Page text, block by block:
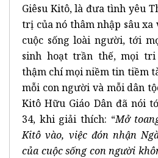
Giêsu Kitô, là đưa tình yêu
trị của nó thâm nhập sâu
cuộc sống loài người, tới
sinh hoạt trần thế, mọi
thậm chí mọi niềm tin tiềm
mỗi con người và mỗi dân
Kitô Hữu Giáo Dân đã nói
34, khi giải thích: “Mở
Kitô vào, việc đón nhận
của cuộc sống con người